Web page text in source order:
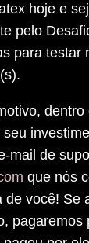
hoje e
pelo
para testar
mail de
que nós
de você! Se
pagaremos